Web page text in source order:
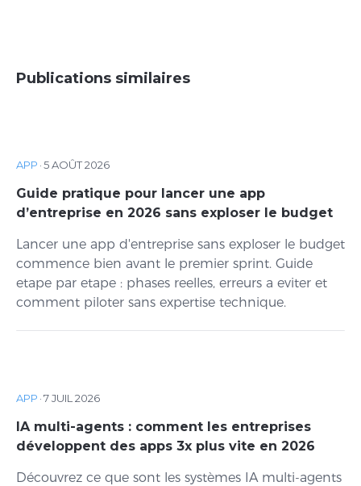
Publications similaires
APP ·5 AOÛT 2026
Guide pratique pour lancer une app
d’entreprise en 2026 sans exploser le budget
Lancer une app d'entreprise sans exploser le budget
commence bien avant le premier sprint. Guide
etape par etape : phases reelles, erreurs a eviter et
comment piloter sans expertise technique.
APP ·7 JUIL 2026
IA multi-agents : comment les entreprises
développent des apps 3x plus vite en 2026
Découvrez ce que sont les systèmes IA multi-agents